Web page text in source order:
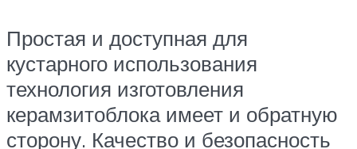
Простая и доступная для
кустарного использования
технология изготовления
керамзитоблока имеет и обратную
сторону. Качество и безопасность